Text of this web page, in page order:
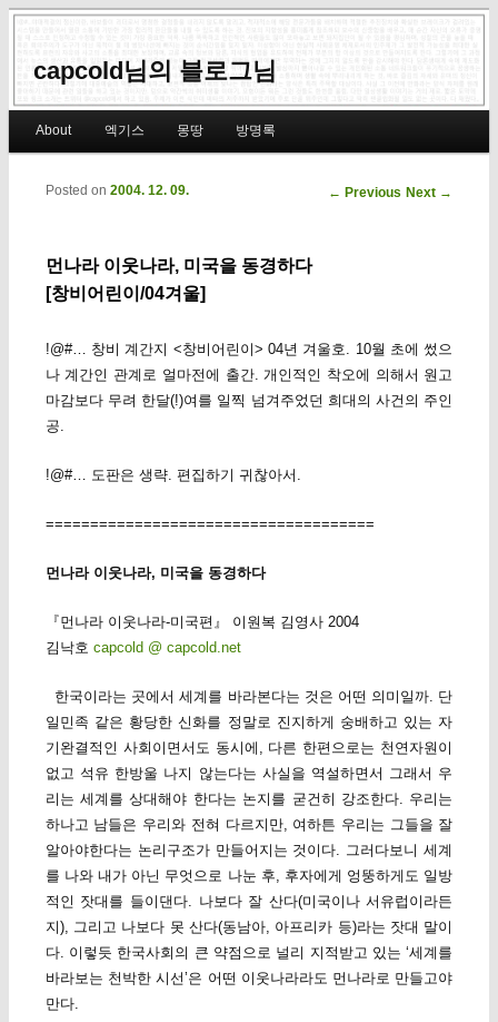
capcold님의 블로그님
Skip to primary content
Skip to secondary content
About 엑기스 몽땅 방명록
Post navigation
← Previous Next →
먼나라 이웃나라, 미국을 동경하다
[창비어린이/04겨울]
Posted on 2004. 12. 09.
!@#… 창비 계간지 <창비어린이> 04년 겨울호. 10월 초에 썼으
나 계간인 관계로 얼마전에 출간. 개인적인 착오에 의해서 원고
마감보다 무려 한달(!)여를 일찍 넘겨주었던 희대의 사건의 주인
공.
!@#… 도판은 생략. 편집하기 귀찮아서.
=====================================
먼나라 이웃나라, 미국을 동경하다
『먼나라 이웃나라-미국편』 이원복 김영사 2004
김낙호 capcold @ capcold.net
한국이라는 곳에서 세계를 바라본다는 것은 어떤 의미일까. 단
일민족 같은 황당한 신화를 정말로 진지하게 숭배하고 있는 자
기완결적인 사회이면서도 동시에, 다른 한편으로는 천연자원이
없고 석유 한방울 나지 않는다는 사실을 역설하면서 그래서 우
리는 세계를 상대해야 한다는 논지를 굳건히 강조한다. 우리는
하나고 남들은 우리와 전혀 다르지만, 여하튼 우리는 그들을 잘
알아야한다는 논리구조가 만들어지는 것이다. 그러다보니 세계
를 나와 내가 아닌 무엇으로 나눈 후, 후자에게 엉뚱하게도 일방
적인 잣대를 들이댄다. 나보다 잘 산다(미국이나 서유럽이라든
지), 그리고 나보다 못 산다(동남아, 아프리카 등)라는 잣대 말이
다. 이렇듯 한국사회의 큰 약점으로 널리 지적받고 있는 ‘세계를
바라보는 천박한 시선’은 어떤 이웃나라라도 먼나라로 만들고야
만다.